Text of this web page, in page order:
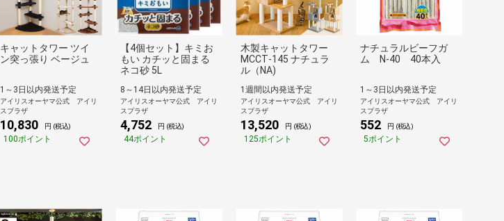
キャットタワー ツイ
ン突っ張り ベージュ
1～3日以内発送予定
アイリスオーヤマ公式 アイリ
スプラザ
10,830 円 (税込)
100ポイント
【4個セット】キミお
もい カチッと固まる
ネコ砂 5L
8～14日以内発送予定
アイリスオーヤマ公式 アイリ
スプラザ
4,752 円 (税込)
44ポイント
木製キャットタワー
MCCT‐145 ナチュラ
ル（NA)
1週間以内発送予定
アイリスオーヤマ公式 アイリ
スプラザ
13,520 円 (税込)
125ポイント
ナチュラルビーフガ
ム N-40 40本入
1～3日以内発送予定
アイリスオーヤマ公式 アイリ
スプラザ
552 円 (税込)
5ポイント